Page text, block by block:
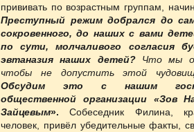
прививать по возрастным группам,
Преступный режим добрался до
сокровенного, до наших с вами
по сути, молчаливого согласия
эвтаназия наших детей?Что мы
чтобы не допустить этой
Обсудим это с нашим
общественной организации «Зов
Зайцевым».Собеседник Филина,
человек, привёл убедительные факты,